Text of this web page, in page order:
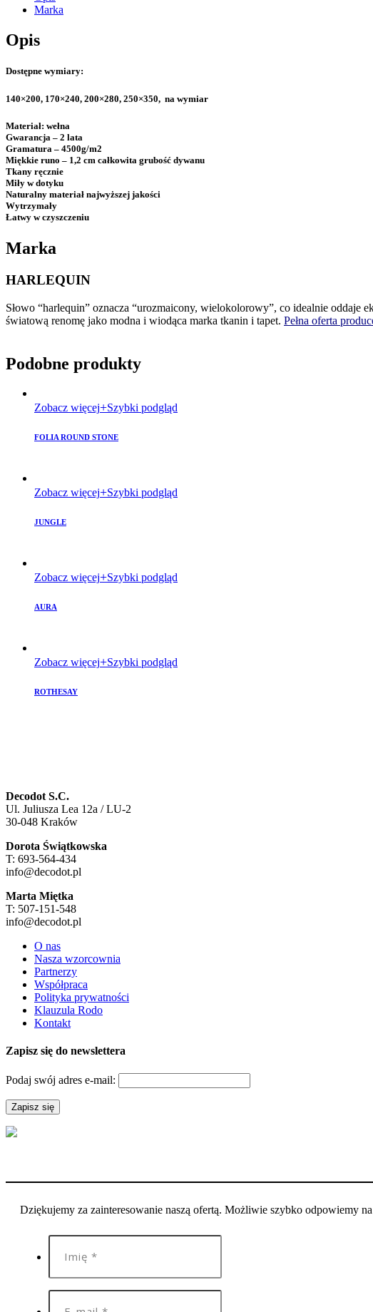
Marka
Opis
Dostępne wymiary:
140×200, 170×240, 200×280, 250×350, na wymiar
Materiał: wełna
Gwarancja – 2 lata
Gramatura – 4500g/m2
Miękkie runo – 1,2 cm całkowita grubość dywanu
Tkany ręcznie
Miły w dotyku
Naturalny materiał najwyższej jakości
Wytrzymały
Łatwy w czyszczeniu
Marka
HARLEQUIN
Słowo “harlequin” oznacza “urozmaicony, wielokolorowy”, co idealnie oddaje
światową renomę jako modna i wiodąca marka tkanin i tapet. Pełna oferta
Podobne produkty
Zobacz więcej Szybki podgląd
FOLIA ROUND STONE
Zobacz więcej Szybki podgląd
JUNGLE
Zobacz więcej Szybki podgląd
AURA
Zobacz więcej Szybki podgląd
ROTHESAY
Decodot S.C.
Ul. Juliusza Lea 12a / LU-2
30-048 Kraków
Dorota Świątkowska
T: 693-564-434
info@decodot.pl
Marta Miętka
T: 507-151-548
info@decodot.pl
O nas
Nasza wzorcownia
Partnerzy
Współpraca
Polityka prywatności
Klauzula Rodo
Kontakt
Zapisz się do newslettera
Podaj swój adres e-mail:
Dziękujemy za zainteresowanie naszą ofertą. Możliwie szybko odpowiemy